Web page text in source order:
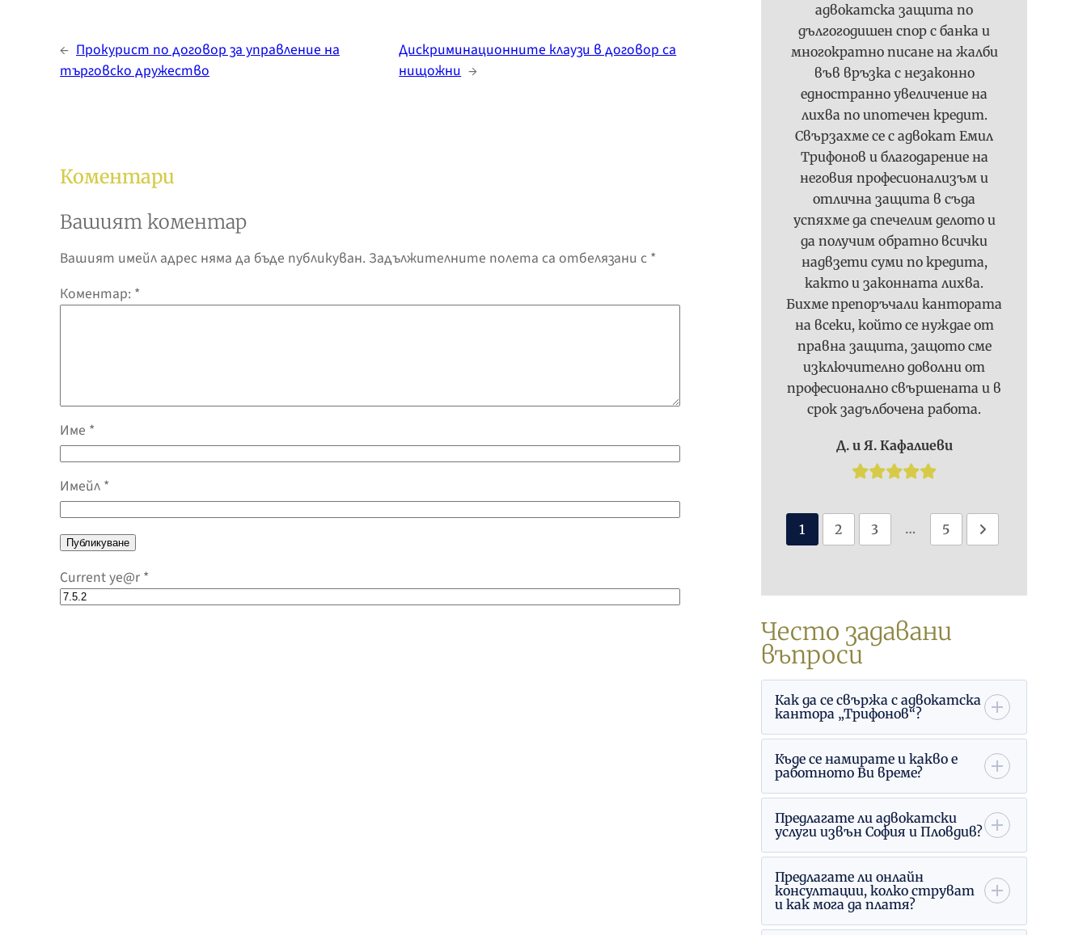
← Прокурист по договор за управление на
търговско дружество
Дискриминационните клаузи в договор са
нищожни →
Коментари
Вашият коментар
Вашият имейл адрес няма да бъде публикуван. Задължителните полета са отбелязани с *
Коментар: *
Име *
Имейл *
Current ye@r *
адвокатска защита по
дългогодишен спор с банка и
многократно писане на жалби
във връзка с незаконно
едностранно увеличение на
лихва по ипотечен кредит.
Свързахме се с адвокат Емил
Трифонов и благодарение на
неговия професионализъм и
отлична защита в съда
успяхме да спечелим делото и
да получим обратно всички
надвзети суми по кредита,
както и законната лихва.
Бихме препоръчали кантората
на всеки, който се нуждае от
правна защита, защото сме
изключително доволни от
професионално свършената и в
срок задълбочена работа.
Д. и Я. Кафалиеви
1 2 3 … 5
Често задавани
въпроси
Как да се свържа с адвокатска
кантора „Трифонов“?
Къде се намирате и какво е
работното Ви време?
Предлагате ли адвокатски
услуги извън София и Пловдив?
Предлагате ли онлайн
консултации, колко струват
и как мога да платя?